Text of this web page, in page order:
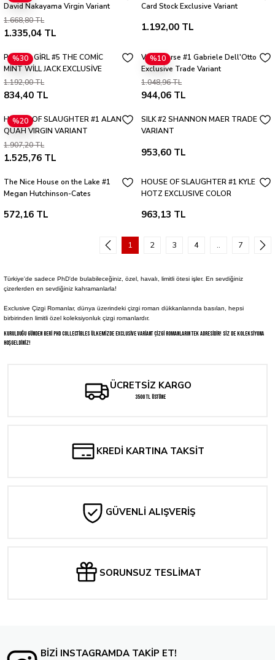
David Nakayama Virgin Variant
1.668,80 TL
1.335,04 TL
Card Stock Exclusive Variant
1.192,00 TL
%30
POWER GİRL #5 THE COMİC
MİNT WİLL JACK EXCLUSİVE
VARİANT
1.192,00 TL
834,40 TL
%10
Vampiverse #1 Gabriele Dell'Otto
Exclusive Trade Variant
1.048,96 TL
944,06 TL
%20
HOUSE OF SLAUGHTER #1 ALAN
QUAH VIRGIN VARIANT
1.907,20 TL
1.525,76 TL
SILK #2 SHANNON MAER TRADE
VARIANT
953,60 TL
The Nice House on the Lake #1
Megan Hutchinson-Cates
572,16 TL
HOUSE OF SLAUGHTER #1 KYLE
HOTZ EXCLUSIVE COLOR
963,13 TL
1 2 3 4 .. 7
Türkiye'de sadece PhD'de bulabileceğiniz, özel, havalı, limitli ötesi işler. En sevdiğiniz
çizerlerden en sevdiğiniz kahramanlarla!
Exclusive Çizgi Romanlar, dünya üzerindeki çizgi roman dükkanlarında basılan, hepsi
birbirinden limitli özel koleksiyonluk çizgi romanlardır.
Kurulduğu günden beri PhD Collectibles ülkemizde exclusive variant çizgi romanların tek adresidir! Siz de koleksiyona
hoşgeldiniz!
ÜCRETSİZ KARGO
3500 TL ÜSTÜNE
KREDİ KARTINA TAKSİT
GÜVENLİ ALIŞVERİŞ
SORUNSUZ TESLİMAT
BİZİ INSTAGRAMDA TAKİP ET!